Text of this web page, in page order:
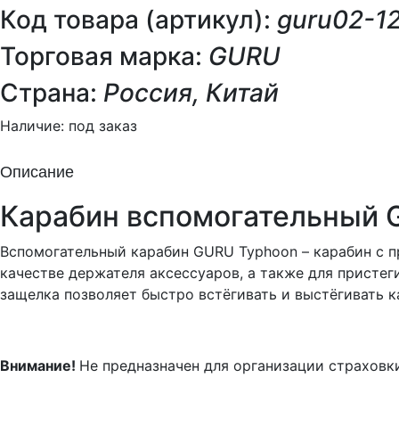
Код товара (артикул): guru02-
Торговая марка: GURU
Страна: Россия, Китай
Наличие: под заказ
Описание
Карабин вспомогательный
Вспомогательный карабин GURU Typhoon – карабин
качестве держателя аксессуаров, а также для
защелка позволяет быстро встёгивать и
Внимание! Не предназначен для организации